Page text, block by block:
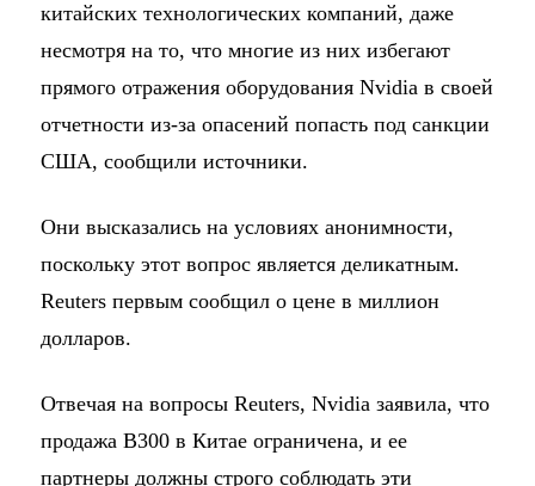
китайских технологических компаний, даже
несмотря на то, что многие из них избегают
прямого отражения оборудования Nvidia в своей
отчетности из-за опасений попасть под санкции
США, сообщили источники.
Они высказались на условиях анонимности,
поскольку этот вопрос является деликатным.
Reuters первым сообщил о цене в миллион
долларов.
Отвечая на вопросы Reuters, Nvidia заявила, что
продажа B300 в Китае ограничена, и ее
партнеры должны строго соблюдать эти